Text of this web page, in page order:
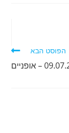
הפוסט הבא